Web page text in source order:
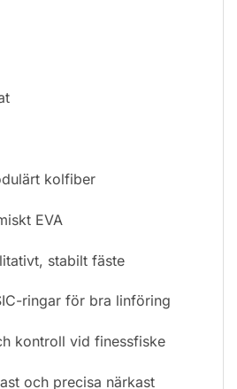
kolfiber
EVA
stabilt fäste
ringar för bra linföring
kontroll vid finessfiske
och precisa närkast